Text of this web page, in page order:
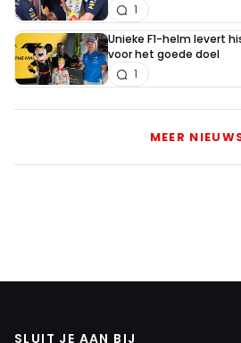
1
Unieke F1-helm levert
voor het goede doel
1
MEER
SLUIT JE AAN BIJ